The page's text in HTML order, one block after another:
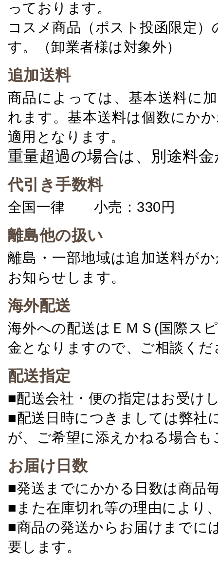
っております。
コスメ商品（ポスト投函限定
す。（卸業者様は対象外）
追加送料
商品によっては、基本送料に
れます。基本送料は個数にか
適用となります。
重量超過の場合は、別途料
代引き手数料
全国一律 小売：330円 卸
離島他の扱い
離島・一部地域は追加送料が
お知らせします。
海外配送
海外への配送はＥＭＳ(国際ス
金となりますので、ご相談くだ
配送指定
■配送会社・便の指定はお受け
■配送日時につきましては弊社
が、ご希望に添えかねる場合
お届け日数
■発送までにかかる日数は商品
■また在庫切れ等の理由により
■商品の発送からお届けまでに
要します。